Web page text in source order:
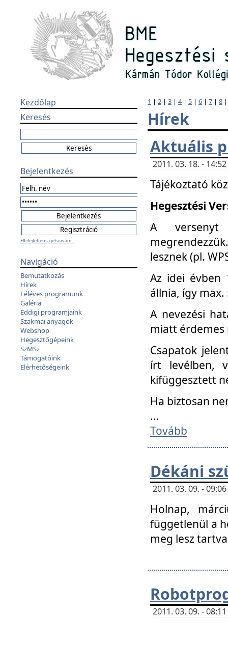
Kezdőlap
Keresés
Bejelentkezés
Elfelejtettem a jelszavam...
Navigáció
Bemutatkozás
Hírek
Féléves programunk
Galéria
Eddigi programjaink
Szakmai anyagok
Webshop
Hegesztőgépeink
SzMSz
Támogatóink
Elérhetőségeink
1 | 2 | 3 | 4| 5 | 6 | 7 | 8
Hírek
Aktuális
2011. 03. 18. -
Tájékoztató
Hegesztési
A versenyt
lesznek (pl.
Az idei évben
állnia, így
A nevezési
miatt érdemes
Csapatok
írt levélben,
kifüggesztett
Ha biztosan
...
Tovább
Dékáni
2011. 03. 09. -
Holnap,
függetlenül a
meg lesz
2011. 03. 09. -